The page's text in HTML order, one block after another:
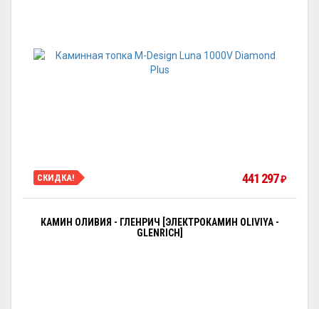
СКИДКА! 441 297 ₽
КАМИН ОЛИВИЯ - ГЛЕНРИЧ [ЭЛЕКТРОКАМИН OLIVIYA -
GLENRICH]